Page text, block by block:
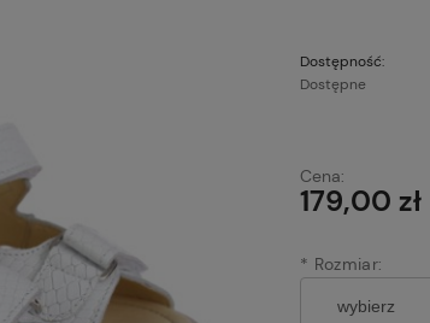
Dostępność:
Dostępne
Cena:
179,00 zł
* Rozmiar: